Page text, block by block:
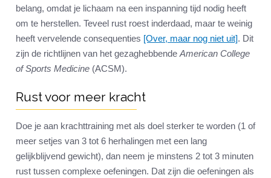
belang, omdat je lichaam na een inspanning tijd nodig heeft
om te herstellen. Teveel rust roest inderdaad, maar te weinig
heeft vervelende consequenties [Over, maar nog niet uit]. Dit
zijn de richtlijnen van het gezaghebbende American College
of Sports Medicine (ACSM).
Rust voor meer kracht
Doe je aan krachttraining met als doel sterker te worden (1 of
meer setjes van 3 tot 6 herhalingen met een lang
gelijkblijvend gewicht), dan neem je minstens 2 tot 3 minuten
rust tussen complexe oefeningen. Dat zijn die oefeningen als